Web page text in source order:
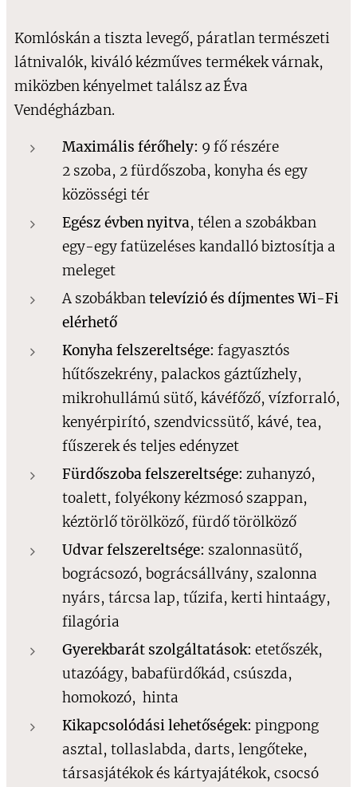
Komlóskán a tiszta levegő, páratlan természeti
látnivalók, kiváló kézműves termékek várnak,
miközben kényelmet találsz az Éva
Vendégházban.
Maximális férőhely: 9 fő részére
2 szoba, 2 fürdőszoba, konyha és egy
közösségi tér
Egész évben nyitva, télen a szobákban
egy-egy fatüzeléses kandalló biztosítja a
meleget
A szobákbantelevízió és díjmentes Wi-Fi
elérhető
Konyha felszereltsége: fagyasztós
hűtőszekrény, palackos gáztűzhely,
mikrohullámú sütő, kávéfőző, vízforraló,
kenyérpirító, szendvicssütő, kávé, tea,
fűszerek és teljes edényzet
Fürdőszoba felszereltsége: zuhanyzó,
toalett, folyékony kézmosó szappan,
kéztörlő törölköző, fürdő törölköző
Udvar felszereltsége: szalonnasütő,
bográcsozó, bográcsállvány, szalonna
nyárs, tárcsa lap, tűzifa, kerti hintaágy,
filagória
Gyerekbarát szolgáltatások: etetőszék,
utazóágy, babafürdőkád, csúszda,
homokozó, hinta
Kikapcsolódási lehetőségek: pingpong
asztal, tollaslabda, darts, lengőteke,
társasjátékok és kártyajátékok, csocsó